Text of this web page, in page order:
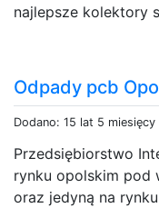
najlepsze kolektory
Odpady pcb
Dodano: 15 lat 5 miesięcy
Przedsiębiorstwo
rynku opolskim pod
oraz jedyną na